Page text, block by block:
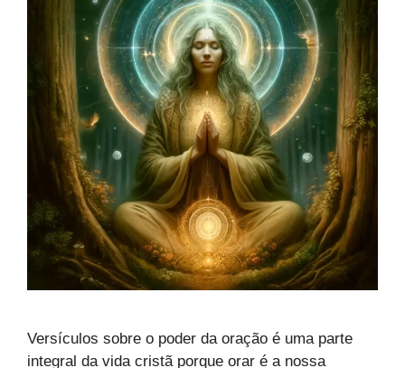
Versículos sobre o poder da oração é uma parte
integral da vida cristã porque orar é a nossa